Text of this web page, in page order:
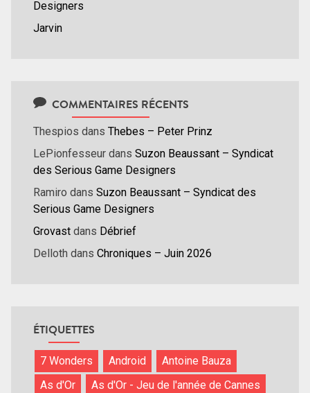
Designers
Jarvin
COMMENTAIRES RÉCENTS
Thespios dans Thebes – Peter Prinz
LePionfesseur dans Suzon Beaussant – Syndicat
des Serious Game Designers
Ramiro dans Suzon Beaussant – Syndicat des
Serious Game Designers
Grovast dans Débrief
Delloth dans Chroniques – Juin 2026
ÉTIQUETTES
7 Wonders Android
Antoine Bauza
As d'Or
As d'Or - Jeu de l'année de Cannes